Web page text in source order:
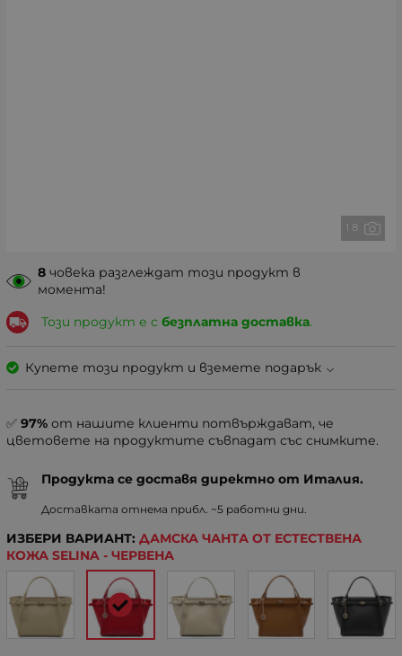
1 8
8 човека разглеждат този продукт в
момента!
Този продукт е с безплатна доставка.
Купете този продукт и вземете подарък
✅ 97% от нашите клиенти потвърждават, че
цветовете на продуктите съвпадат със снимките.
Продукта се доставя директно от Италия.
Доставката отнема прибл. ~5 работни дни.
ИЗБЕРИ ВАРИАНТ: ДАМСКА ЧАНТА ОТ ЕСТЕСТВЕНА
КОЖА SELINA - ЧЕРВЕНА